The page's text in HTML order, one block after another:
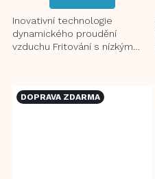
Inovativní technologie
dynamického proudění
vzduchu Fritování s nízkým
DOPRAVA ZDARMA